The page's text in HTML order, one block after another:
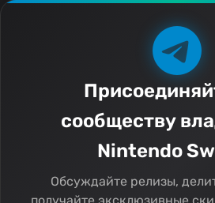
сообществу
Nintendo
Обсуждайте релизы,
получайте эксклюзивные